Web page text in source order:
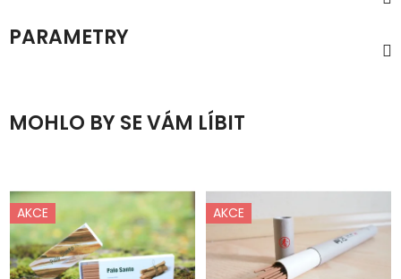
PARAMETRY
MOHLO BY SE VÁM LÍBIT
AKCE AKCE